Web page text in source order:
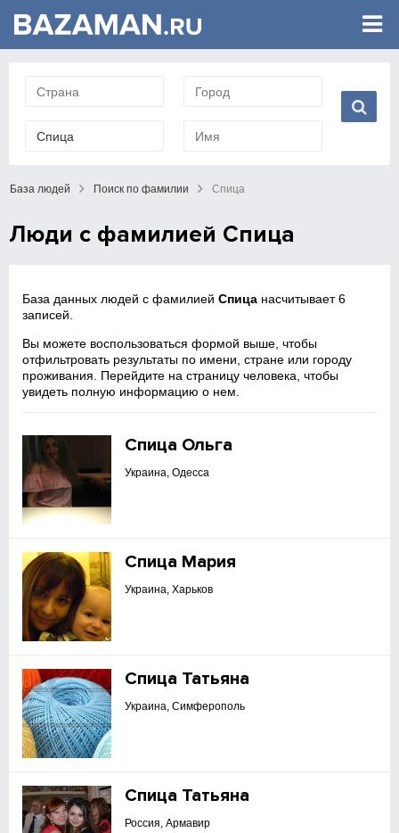
База людей Поиск по фамилии Спица
Люди с фамилией Спица
База данных людей с фамилиейСпица насчитывает 6
записей.
Вы можете воспользоваться формой выше, чтобы
отфильтровать результаты по имени, стране или городу
проживания. Перейдите на страницу человека, чтобы
увидеть полную информацию о нем.
Спица Ольга
Украина, Одесса
Спица Мария
Украина, Харьков
Спица Татьяна
Украина, Симферополь
Спица Татьяна
Россия, Армавир